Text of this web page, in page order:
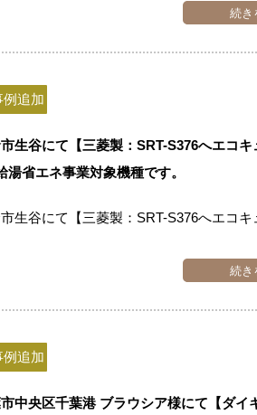
続き
追加
市生谷にて【三菱製：SRT-S376へエコ
省エネ事業対象機種です。
市生谷にて【三菱製：SRT-S376へエコ
続き
追加
市中央区千葉港 ブラウシア様にて【ダイ